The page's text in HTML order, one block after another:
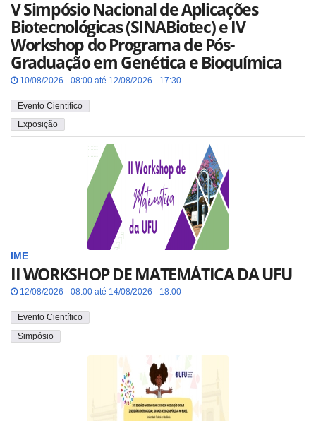
V Simpósio Nacional de Aplicações
Biotecnológicas (SINABiotec) e IV
Workshop do Programa de Pós-
Graduação em Genética e Bioquímica
10/08/2026 - 08:00 até 12/08/2026 - 17:30
Evento Científico
Exposição
IME
II WORKSHOP DE MATEMÁTICA DA UFU
12/08/2026 - 08:00 até 14/08/2026 - 18:00
Evento Científico
Simpósio